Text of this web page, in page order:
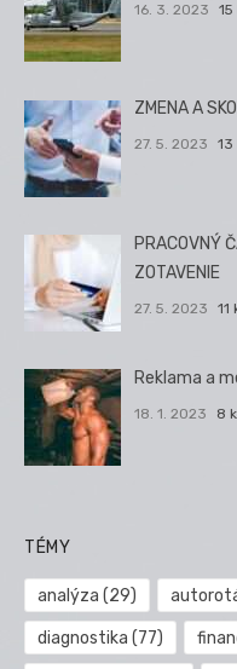
16. 3. 2023
ZMENA A
27. 5. 2023
PRACOVNÝ
ZOTAVENIE
27. 5. 2023 11
Reklama a
18. 1. 2023 8
TÉMY
analýza (29)
diagnostika (77)